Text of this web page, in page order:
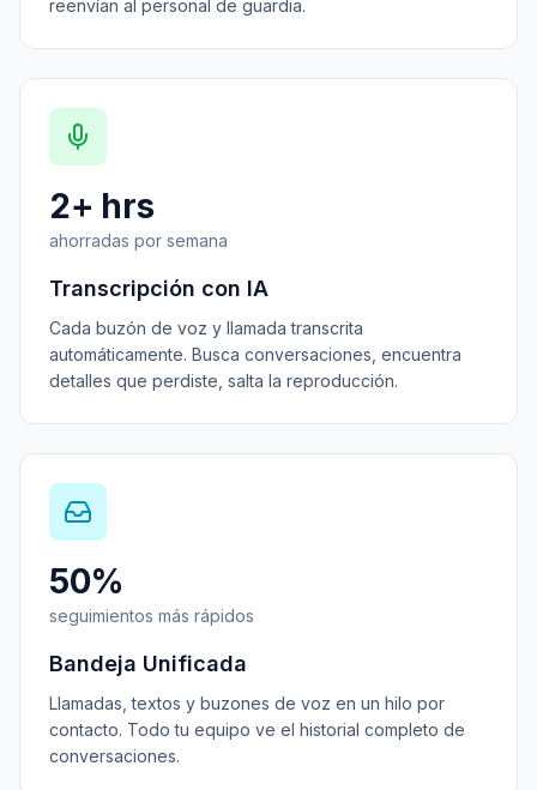
reenvían al personal de guardia.
2+ hrs
ahorradas por semana
Transcripción con IA
Cada buzón de voz y llamada transcrita
automáticamente. Busca conversaciones, encuentra
detalles que perdiste, salta la reproducción.
50%
seguimientos más rápidos
Bandeja Unificada
Llamadas, textos y buzones de voz en un hilo por
contacto. Todo tu equipo ve el historial completo de
conversaciones.